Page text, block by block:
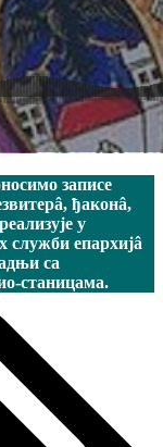
записе
ђаконâ,
у
служби епархијâ
са
станицама.